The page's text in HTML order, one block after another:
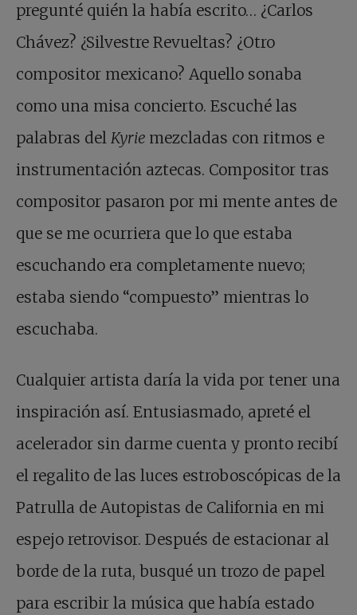
pregunté quién la había escrito… ¿Carlos
Chávez? ¿Silvestre Revueltas? ¿Otro
compositor mexicano? Aquello sonaba
como una misa concierto. Escuché las
palabras del Kyrie mezcladas con ritmos e
instrumentación aztecas. Compositor tras
compositor pasaron por mi mente antes de
que se me ocurriera que lo que estaba
escuchando era completamente nuevo;
estaba siendo “compuesto” mientras lo
escuchaba.
Cualquier artista daría la vida por tener una
inspiración así. Entusiasmado, apreté el
acelerador sin darme cuenta y pronto recibí
el regalito de las luces estroboscópicas de la
Patrulla de Autopistas de California en mi
espejo retrovisor. Después de estacionar al
borde de la ruta, busqué un trozo de papel
para escribir la música que había estado